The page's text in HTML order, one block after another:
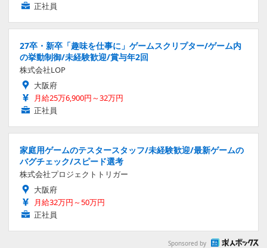
正社員
27卒・新卒「趣味を仕事に」ゲームスクリプター/ゲーム内
の挙動制御/未経験歓迎/賞与年2回
株式会社LOP
大阪府
月給25万6,900円～32万円
正社員
家庭用ゲームのテスタースタッフ/未経験歓迎/最新ゲームの
バグチェック/スピード選考
株式会社プロジェクトトリガー
大阪府
月給32万円～50万円
正社員
Sponsored by